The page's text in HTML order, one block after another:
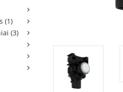
(1)
(3)